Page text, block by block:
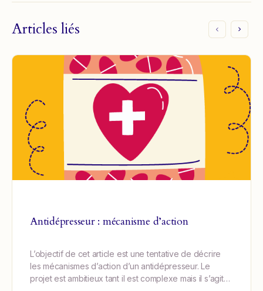
Articles liés
Antidépresseur : mécanisme d’action
L’objectif de cet article est une tentative de décrire
les mécanismes d’action d’un antidépresseur. Le
projet est ambitieux tant il est complexe mais il s’agit…